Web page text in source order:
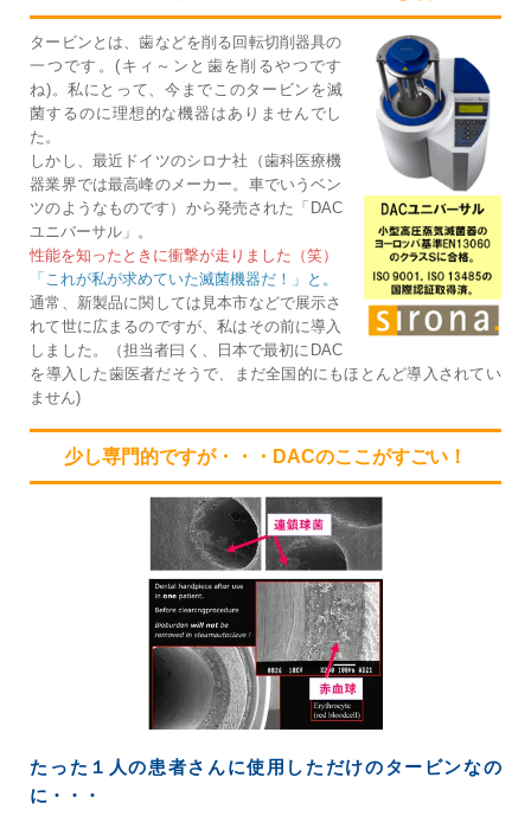
タービンとは、歯などを削る回転切削器具の
一つです。(キィ～ンと歯を削るやつです
ね)。私にとって、今までこのタービンを滅
菌するのに理想的な機器はありませんでし
た。
しかし、最近ドイツのシロナ社（歯科医療機
器業界では最高峰のメーカー。車でいうベン
ツのようなものです）から発売された「DAC
ユニバーサル」。
性能を知ったときに衝撃が走りました（笑）
「これが私が求めていた滅菌機器だ！」と。
通常、新製品に関しては見本市などで展示さ
れて世に広まるのですが、私はその前に導入
しました。（担当者曰く、日本で最初にDAC
を導入した歯医者だそうで、まだ全国的にもほとんど導入されてい
ません)
少し専門的ですが・・・DACのここがすごい！
たった１人の患者さんに使用しただけのタービンなの
に・・・